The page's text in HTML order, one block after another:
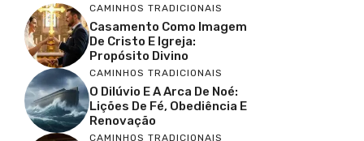
CAMINHOS TRADICIONAIS
Casamento Como Imagem
De Cristo E Igreja:
Propósito Divino
CAMINHOS TRADICIONAIS
O Dilúvio E A Arca De Noé:
Lições De Fé, Obediência E
Renovação
CAMINHOS TRADICIONAIS